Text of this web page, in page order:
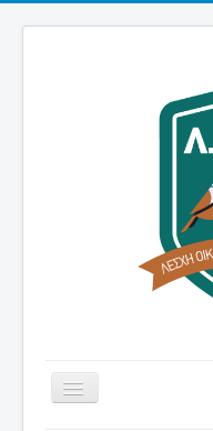
Εναλλαγή